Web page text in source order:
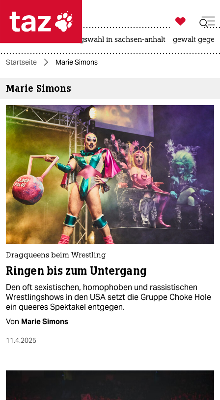
 taz zahl ich
taz zahl ich
themen
politik
öko
gesellschaft
kultur
sport
berlin
nord
wahrheit
verlag
verlag
veranstaltungen

taz zahl ich
landtagswahl in sachsen-anhalt gewalt
Startseite Marie Simons
Marie Simons
Dragqueens beim Wrestling
Ringen bis zum Untergang
Den oft sexistischen, homophoben und rassistischen
Wrestlingshows in den USA setzt die Gruppe Choke Hole
ein queeres Spektakel entgegen.
Von Marie Simons
11.4.2025